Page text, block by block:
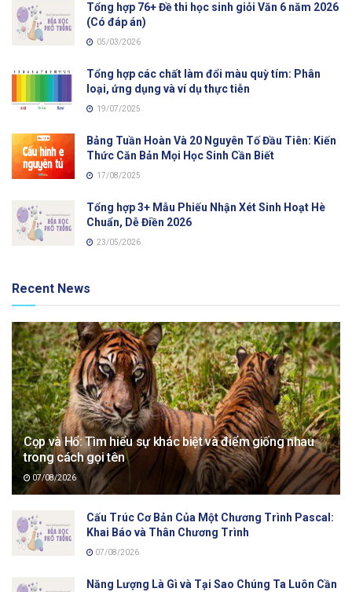
Tổng hợp 76+ Đề thi học sinh giỏi Văn 6 năm 2026
(Có đáp án)
05/03/2026
Tổng hợp các chất làm đổi màu quỳ tím: Phân
loại, ứng dụng và ví dụ thực tiễn
19/07/2025
Bảng Tuần Hoàn Và 20 Nguyên Tố Đầu Tiên: Kiến
Thức Căn Bản Mọi Học Sinh Cần Biết
17/08/2025
Tổng hợp 3+ Mẫu Phiếu Nhận Xét Sinh Hoạt Hè
Chuẩn, Dễ Điền 2026
23/05/2026
Recent News
Cọp và Hổ: Tìm hiểu sự khác biệt và điểm giống nhau
trong cách gọi tên
07/08/2026
Cấu Trúc Cơ Bản Của Một Chương Trình Pascal:
Khai Báo và Thân Chương Trình
07/08/2026
Năng Lượng Là Gì và Tại Sao Chúng Ta Luôn Cần